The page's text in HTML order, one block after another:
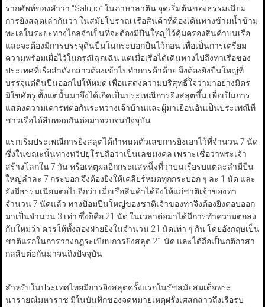
รากศัพท์ของคำว่า “Salutio” ในภาษาลาติน จุดเริ่มต้นของธรรมเนียม
การยิงสลุตเล่ากันว่า ในสมัยโบราณ เรือสินค้าที่ต้องเดินทางข้ามน้ำข้าม
ทะเลในระยะทางไกลจำเป็นที่จะต้องมีปืนใหญ่ไว้คุ้มครองสินค้าบนเรือ
และจะต้องมีการบรรจุดินปืนในกระบอกปืนไว้ก่อน เพื่อเป็นการเตรียม
ความพร้อมเผื่อไว้ในกรณีฉุกเฉิน แต่เมื่อเรือได้เดินทางไปถึงท่าเรือของ
ประเทศที่เรือลำดังกล่าวต้องเข้าไปทำการค้าด้วย จึงต้องยิงปืนใหญ่ที่
บรรจุแต่ดินปืนออกไปให้หมด เพื่อแสดงความบริสุทธิ์ใจว่ามาอย่างมิตร
มิใช่ศัตรู ตั้งแต่นั้นมาจึงได้เกิดเป็นประเพณีการยิงสลุตขึ้น เพื่อเป็นการ
แสดงความเคารพต่อกันระหว่างเจ้าบ้านและผู้มาเยือนอันเป็นประเพณีที่
ชาวเรือได้สืบทอดกันต่อมาจวบจนปัจจุบัน
แรกเริ่มประเพณีการยิงสลุตได้กำหนดตัวเลขการยิงเอาไว้ที่จำนวน 7 นัด
ซึ่งในขณะนั้นทางทวีปยุโรปถือว่าเป็นเลขมงคล เพราะเชื่อว่าพระเจ้า
สร้างโลกใน 7 วัน หรือเหตุผลอีกกระแสหนึ่งที่ว่าบนเรือรบแต่ละลำมีปืน
ใหญ่ลำละ 7 กระบอก จึงต้องยิงให้เคลียร์หมดทุกกระบอก ๆ ละ 1 นัด และ
ยังมีธรรมเนียมต่อไปอีกว่า เมื่อเรือสินค้าได้ยิงให้แก่ชาติเจ้าของท่า
จำนวน 7 นัดแล้ว ทางป้อมปืนใหญ่ของชาติเจ้าของท่าจึงต้องยิงตอบออก
มาเป็นจำนวน 3 เท่า ซึ่งก็คือ 21 นัด ในเวลาต่อมาได้มีการทำความตกลง
กันใหม่ว่า ควรให้ทั้งสองฝ่ายยิงในจำนวน 21 นัดเท่า ๆ กัน โดยอังกฤษเป็น
ชาติแรกในการวางกฎระเบียบการยิงสลุต 21 นัด และได้ถือเป็นกติกาสา
กลสืบต่อกันมาจนถึงปัจจุบัน
สำหรับในประเทศไทยมีการยิงสลุตครั้งแรกในรัชสมัยสมเด็จพระ
นารายณ์มหาราช มีในบันทึกของจดหมายเหตุฝรั่งเศสกล่าวถึงเรือรบ